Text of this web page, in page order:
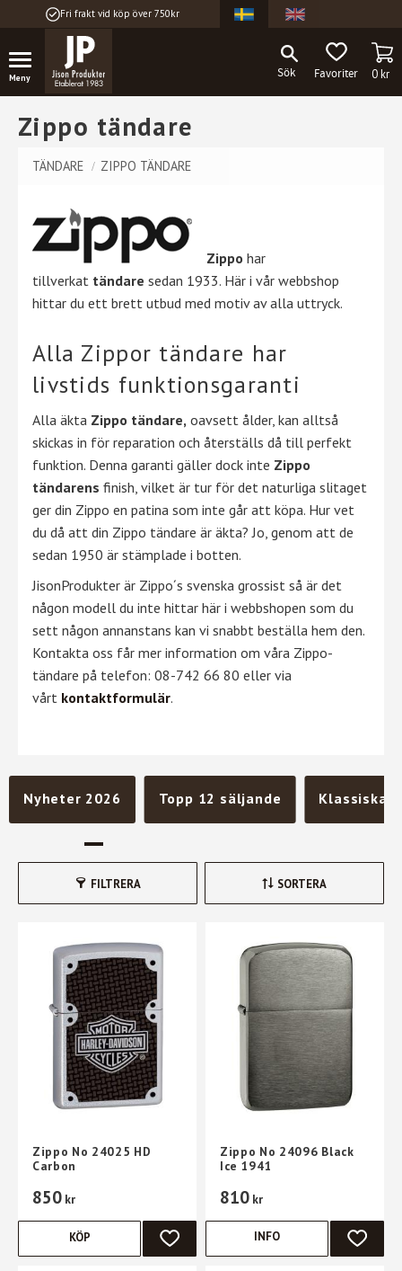
Fri frakt vid köp över 750kr
FAVORITER0kr
Zippo tändare
TÄNDARE ZIPPO TÄNDARE
Zippo har
tillverkat tändare sedan 1933. Här i vår webbshop
hittar du ett brett utbud med motiv av alla uttryck.
Alla Zippor tändare har
livstids funktionsgaranti
Alla äkta Zippo tändare, oavsett ålder, kan alltså
skickas in för reparation och återställs då till perfekt
funktion. Denna garanti gäller dock inte Zippo
tändarens finish, vilket är tur för det naturliga slitaget
ger din Zippo en patina som inte går att köpa. Hur vet
du då att din Zippo tändare är äkta? Jo, genom att de
sedan 1950 är stämplade i botten.
JisonProdukter är Zippo´s svenska grossist så är det
någon modell du inte hittar här i webbshopen som du
sett någon annanstans kan vi snabbt beställa hem den.
Kontakta oss får mer information om våra Zippo-
tändare på telefon: 08-742 66 80 eller via
vårt kontaktformulär.
Nyheter 2026 Topp 12 säljande Klassiska
FILTRERA SORTERA
Zippo No 24025 HD
Carbon
850 kr
LÄGG TILL I FAVORITER
KÖP
Zippo No 24096 Black
Ice 1941
810 kr
LÄGG
INFO